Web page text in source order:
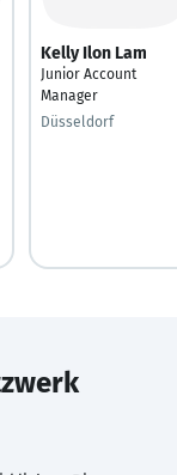
Kelly Ilon Lam
Junior Account
Manager
Düsseldorf